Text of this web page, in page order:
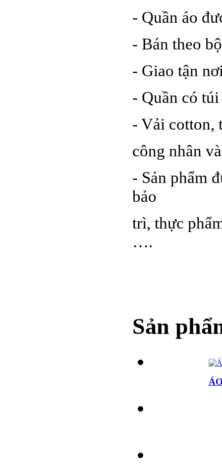
- Quần áo
- Bán theo
- Giao tận
- Quần có
- Vải cotton,
công nhân
- Sản phẩm
bảo
trì, thực
….
Sản